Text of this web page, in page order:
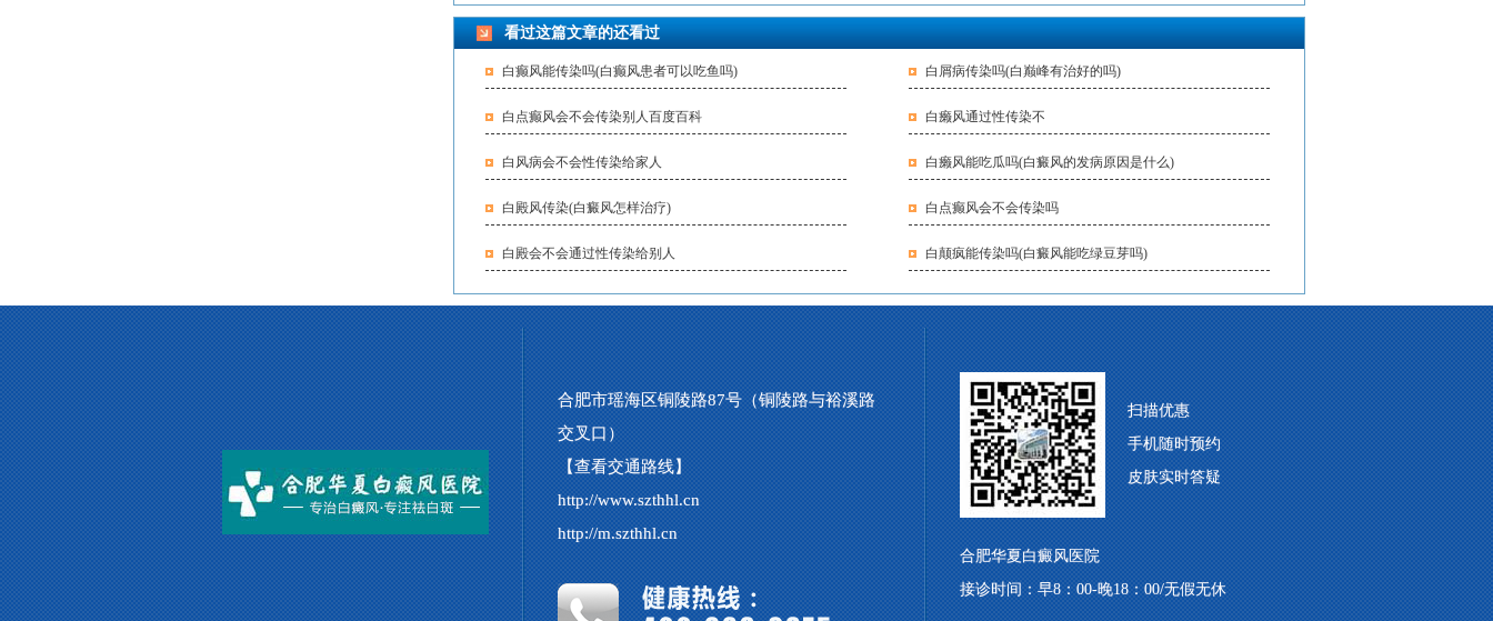
看过这篇文章的还看过
白癫风能传染吗(白癫风患者可以吃鱼吗) 白屑病传染吗(白巅峰有治好的吗)
白点癫风会不会传染别人百度百科 白癞风通过性传染不
白风病会不会性传染给家人 白癞风能吃瓜吗(白癜风的发病原因是什么)
白殿风传染(白癜风怎样治疗) 白点癫风会不会传染吗
白殿会不会通过性传染给别人 白颠疯能传染吗(白癜风能吃绿豆芽吗)
合肥市瑶海区铜陵路87号（铜陵路与裕溪路
交叉口）
【查看交通路线】
http://www.szthhl.cn
http://m.szthhl.cn
扫描优惠
手机随时预约
皮肤实时答疑
合肥华夏白癜风医院
接诊时间：早8：00-晚18：00/无假无休